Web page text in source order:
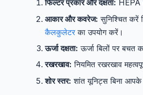
फिल्टर प्रकार और दक्षता: HEPA
आकार और कवरेज: सुनिश्चित
कैलकुलेटरका उपयोग करें।
ऊर्जा दक्षता: ऊर्जा बिलों पर बचत
रखरखाव: नियमित रखरखाव
शोर स्तर: शांत यूनिट्स बिना आपके